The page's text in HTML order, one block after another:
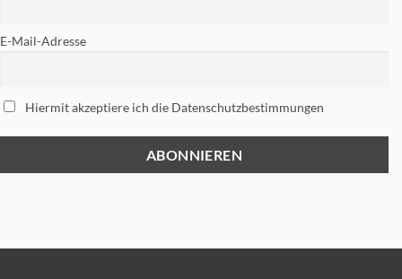
E-Mail-Adresse
Hiermit akzeptiere ich die Datenschutzbestimmungen